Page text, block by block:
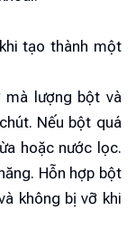
tạo thành một
mà lượng bột và
Nếu bột quá
hoặc nước lọc.
Hỗn hợp bột
không bị vỡ khi